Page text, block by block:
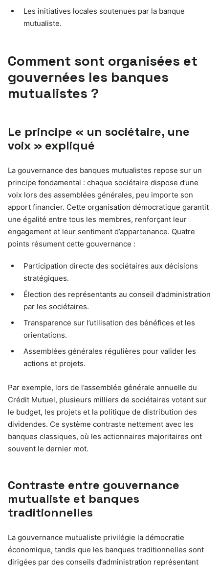
Les initiatives locales soutenues par la banque
mutualiste.
Comment sont organisées et
gouvernées les banques
mutualistes ?
Le principe « un sociétaire, une
voix » expliqué
La gouvernance des banques mutualistes repose sur un
principe fondamental : chaque sociétaire dispose d’une
voix lors des assemblées générales, peu importe son
apport financier. Cette organisation démocratique garantit
une égalité entre tous les membres, renforçant leur
engagement et leur sentiment d’appartenance. Quatre
points résument cette gouvernance :
Participation directe des sociétaires aux décisions
stratégiques.
Élection des représentants au conseil d’administration
par les sociétaires.
Transparence sur l’utilisation des bénéfices et les
orientations.
Assemblées générales régulières pour valider les
actions et projets.
Par exemple, lors de l’assemblée générale annuelle du
Crédit Mutuel, plusieurs milliers de sociétaires votent sur
le budget, les projets et la politique de distribution des
dividendes. Ce système contraste nettement avec les
banques classiques, où les actionnaires majoritaires ont
souvent le dernier mot.
Contraste entre gouvernance
mutualiste et banques
traditionnelles
La gouvernance mutualiste privilégie la démocratie
économique, tandis que les banques traditionnelles sont
dirigées par des conseils d’administration représentant